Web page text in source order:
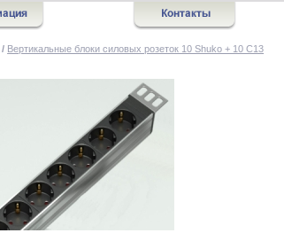
/ Вертикальные блоки силовых розеток 10 Shuko + 10 C13